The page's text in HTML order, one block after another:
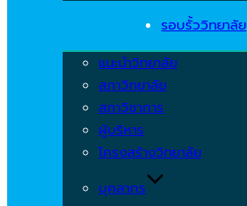
รอบรั้ววิทยาลัย
แนะนำวิทยาลัย
สภาวิทยาลัย
สภาวิชาการ
ผู้บริหาร
โครงสร้างวิทยาลัย
บุคลากร